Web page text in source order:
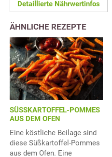
Detaillierte Nährwertinfos
ÄHNLICHE REZEPTE
SÜSSKARTOFFEL-POMMES
AUS DEM OFEN
Eine köstliche Beilage sind
diese Süßkartoffel-Pommes
aus dem Ofen. Eine